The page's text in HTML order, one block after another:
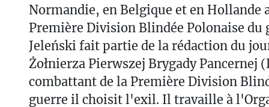
Normandie, en Belgique et en Hollande
Première Division Blindée Polonaise du
Jeleński fait partie de la rédaction du
Żołnierza Pierwszej Brygady Pancernej
combattant de la Première Division
guerre il choisit l'exil. Il travaille à